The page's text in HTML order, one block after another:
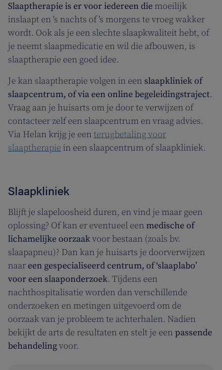
Slaaptherapie is er voor iedereen die moeilijk
inslaapt en 's nachts of 's morgens te vroeg wakker
wordt. Ook als je een slechte slaapkwaliteit hebt, of
je neemt slaapmedicatie en wil die afbouwen, is
slaaptherapie een goed idee.
Je kan slaaptherapie volgen in een slaapkliniek of
slaapcentrum, of via een online begeleidingstraject.
Vraag aan je huisarts om je door te verwijzen of
contacteer zelf een slaapcentrum en vraag advies.
Via Helan krijg je een terugbetaling voor
slaaptherapie in een slaapcentrum of slaapkliniek.
Slaapkliniek
Blijft je slapeloosheid duren, en vind je maar geen
oplossing? Of kan er eventueel een medische of
lichamelijke oorzaakvoor bestaan (zoals bv.
slaapapneu)? Dan kan je huisarts je doorverwijzen
naar een gespecialiseerd centrum, of ‘slaaplabo’
voor een slaaponderzoek. Tijdens een
nachthospitalisatie worden dan verschillende
onderzoeken en metingen uitgevoerd om de
oorzaak van je probleem te achterhalen. Nadien
bekijkt de arts de resultaten en stelt je een passende
behandelingvoor.